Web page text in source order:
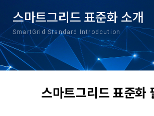
스마트그리드 표준화 소개
SmartGrid Standard Introdcution
스마트그리드 표준화